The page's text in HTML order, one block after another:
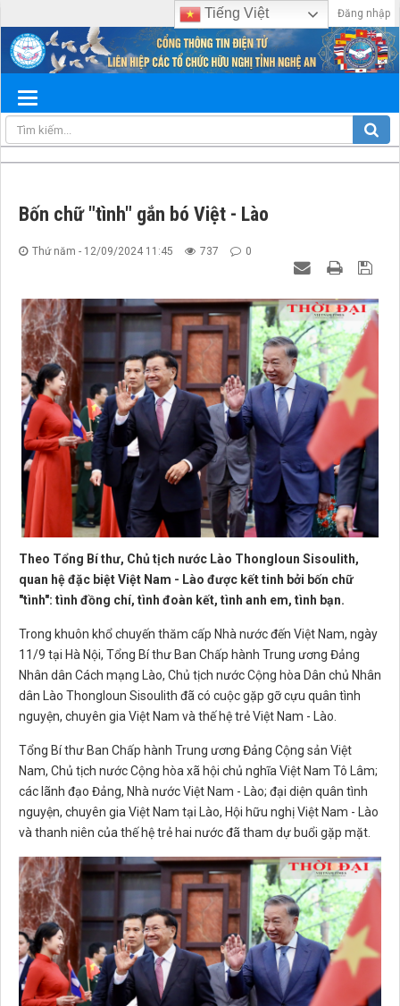
Đăng nhập
Tiếng Việt
Bốn chữ "tình" gắn bó Việt - Lào
Thứ năm - 12/09/2024 11:45 737 0
Theo Tổng Bí thư, Chủ tịch nước Lào Thongloun Sisoulith,
quan hệ đặc biệt Việt Nam - Lào được kết tinh bởi bốn chữ
"tình": tình đồng chí, tình đoàn kết, tình anh em, tình bạn.
Trong khuôn khổ chuyến thăm cấp Nhà nước đến Việt Nam, ngày
11/9 tại Hà Nội, Tổng Bí thư Ban Chấp hành Trung ương Đảng
Nhân dân Cách mạng Lào, Chủ tịch nước Cộng hòa Dân chủ Nhân
dân Lào Thongloun Sisoulith đã có cuộc gặp gỡ cựu quân tình
nguyện, chuyên gia Việt Nam và thế hệ trẻ Việt Nam - Lào.
Tổng Bí thư Ban Chấp hành Trung ương Đảng Cộng sản Việt
Nam, Chủ tịch nước Cộng hòa xã hội chủ nghĩa Việt Nam Tô Lâm;
các lãnh đạo Đảng, Nhà nước Việt Nam - Lào; đại diện quân tình
nguyện, chuyên gia Việt Nam tại Lào, Hội hữu nghị Việt Nam - Lào
và thanh niên của thế hệ trẻ hai nước đã tham dự buổi gặp mặt.